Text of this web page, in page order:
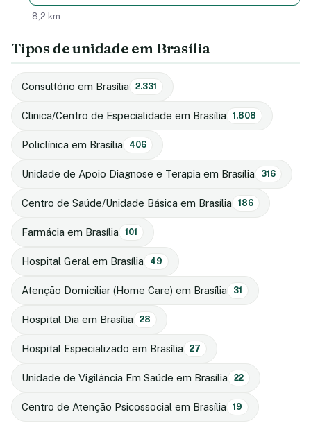
8,2 km
Tipos de unidade em Brasília
Consultório em Brasília 2.331
Clinica/Centro de Especialidade em Brasília 1.808
Policlínica em Brasília 406
Unidade de Apoio Diagnose e Terapia em Brasília 316
Centro de Saúde/Unidade Básica em Brasília 186
Farmácia em Brasília 101
Hospital Geral em Brasília 49
Atenção Domiciliar (Home Care) em Brasília 31
Hospital Dia em Brasília 28
Hospital Especializado em Brasília 27
Unidade de Vigilância Em Saúde em Brasília 22
Centro de Atenção Psicossocial em Brasília 19